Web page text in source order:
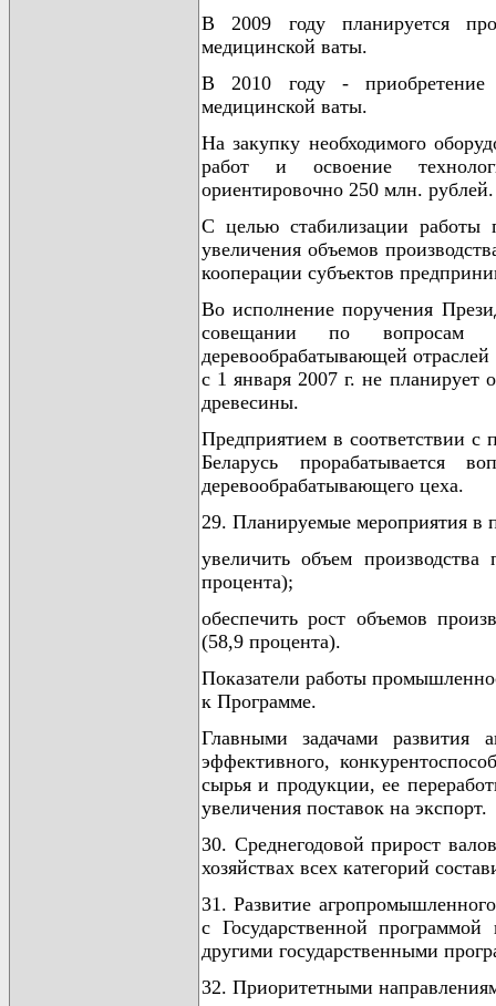
В 2009 году планируется
медицинской ваты.
В 2010 году - приобретение
медицинской ваты.
На закупку необходимого
работ и освоение
ориентировочно 250 млн. рублей.
С целью стабилизации работы
увеличения объемов
кооперации субъектов
Во исполнение поручения
совещании по вопросам
деревообрабатывающей
с 1 января 2007 г. не планирует
древесины.
Предприятием в соответствии с
Беларусь прорабатывается
деревообрабатывающего цеха.
29. Планируемые мероприятия в
увеличить объем
процента);
обеспечить рост объемов
(58,9 процента).
Показатели работы
к Программе.
Главными задачами развития
эффективного,
сырья и продукции, ее
увеличения поставок на экспорт.
30. Среднегодовой прирост
хозяйствах всех категорий
31. Развитие
с Государственной
другими государственными
32. Приоритетными